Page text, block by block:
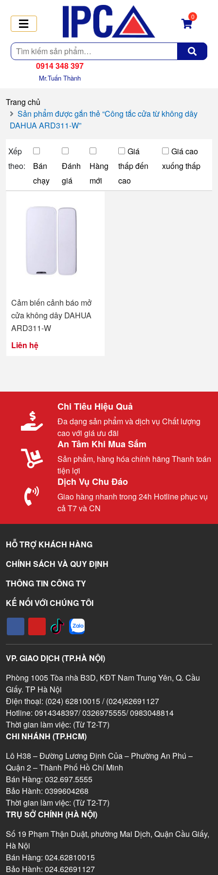
Tìm
kiếm
0
0914 348 397
Mr.Tuấn Thành
Trang chủ
Sản phẩm được gắn thẻ “Công tắc cửa từ không dây
DAHUA ARD311-W”
Xếp
theo:
Bán
chạy
Đánh
giá
Hàng
mới
Giá
thấp đến
cao
Giá cao
xuống thấp
Cảm biến cảnh báo mở
cửa không dây DAHUA
ARD311-W
Liên hệ
Chi Tiêu Hiệu Quả
Đa dạng sản phẩm và dịch vụ Chất lượng
cao với giá ưu đãi
An Tâm Khi Mua Sắm
Sản phẩm, hàng hóa chính hãng Thanh toán
tiện lợi
Dịch Vụ Chu Đáo
Giao hàng nhanh trong 24h Hotline phục vụ
cả T7 và CN
HỖ TRỢ KHÁCH HÀNG
CHÍNH SÁCH VÀ QUY ĐỊNH
THÔNG TIN CÔNG TY
KẾ NỐI VỚI CHÚNG TÔI
VP. GIAO DỊCH (TP.HÀ NỘI)
Phòng 1005 Tòa nhà B3D, KĐT Nam Trung Yên, Q. Cầu
Giấy. TP Hà Nội
Điện thoại: (024) 62810015 / (024)62691127
Hotline: 0914348397/ 0326975555/ 0983048814
Thời gian làm việc: (Từ T2-T7)
CHI NHÁNH (TP.HCM)
Lô H38 – Đường Lương Định Của – Phường An Phú –
Quận 2 – Thành Phố Hồ Chí Minh
Bán Hàng: 032.697.5555
Bảo Hành: 0399604268
Thời gian làm việc: (Từ T2-T7)
TRỤ SỞ CHÍNH (HÀ NỘI)
Số 19 Phạm Thận Duật, phường Mai Dịch, Quận Cầu Giấy,
Hà Nội
Bán Hàng: 024.62810015
Bảo Hành: 024.62691127